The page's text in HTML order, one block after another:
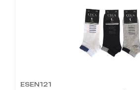
ESEN121